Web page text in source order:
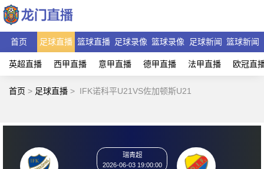
首页 足球直播 篮球直播 足球录像 篮球录像 足球新闻 篮球新闻
英超直播 西甲直播 意甲直播 德甲直播 法甲直播 欧冠直
首页 > 足球直播 > IFK诺科平U21VS佐加顿斯U21